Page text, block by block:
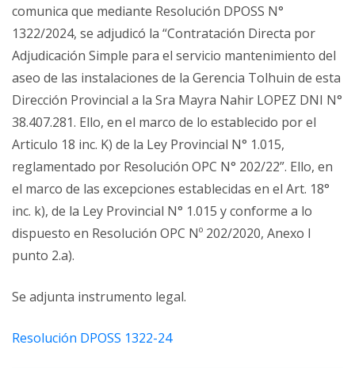
comunica que mediante Resolución DPOSS N°
1322/2024, se adjudicó la “Contratación Directa por
Adjudicación Simple para el servicio mantenimiento del
aseo de las instalaciones de la Gerencia Tolhuin de esta
Dirección Provincial a la Sra Mayra Nahir LOPEZ DNI N°
38.407.281. Ello, en el marco de lo establecido por el
Articulo 18 inc. K) de la Ley Provincial N° 1.015,
reglamentado por Resolución OPC N° 202/22”. Ello, en
el marco de las excepciones establecidas en el Art. 18°
inc. k), de la Ley Provincial N° 1.015 y conforme a lo
dispuesto en Resolución OPC Nº 202/2020, Anexo I
punto 2.a).
Se adjunta instrumento legal.
Resolución DPOSS 1322-24